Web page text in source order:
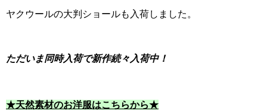
ヤクウールの大判ショールも入荷しました。
ただいま同時入荷で新作続々入荷中！
★天然素材のお洋服はこちらから★